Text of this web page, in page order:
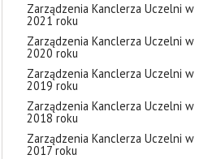
Zarządzenia Kanclerza Uczelni w
2021 roku
Zarządzenia Kanclerza Uczelni w
2020 roku
Zarządzenia Kanclerza Uczelni w
2019 roku
Zarządzenia Kanclerza Uczelni w
2018 roku
Zarządzenia Kanclerza Uczelni w
2017 roku